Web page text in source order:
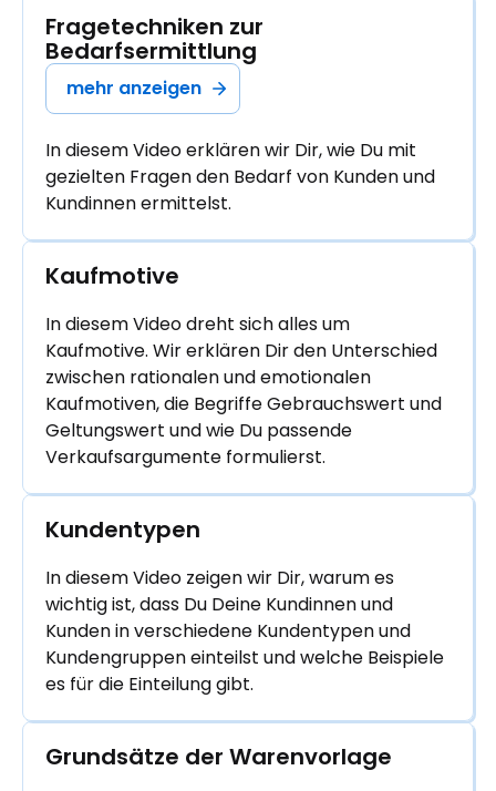
Fragetechniken zur
Bedarfsermittlung
mehr anzeigen
In diesem Video erklären wir Dir, wie Du mit
gezielten Fragen den Bedarf von Kunden und
Kundinnen ermittelst.
Kaufmotive
In diesem Video dreht sich alles um
Kaufmotive. Wir erklären Dir den Unterschied
zwischen rationalen und emotionalen
Kaufmotiven, die Begriffe Gebrauchswert und
Geltungswert und wie Du passende
Verkaufsargumente formulierst.
Kundentypen
In diesem Video zeigen wir Dir, warum es
wichtig ist, dass Du Deine Kundinnen und
Kunden in verschiedene Kundentypen und
Kundengruppen einteilst und welche Beispiele
es für die Einteilung gibt.
Grundsätze der Warenvorlage